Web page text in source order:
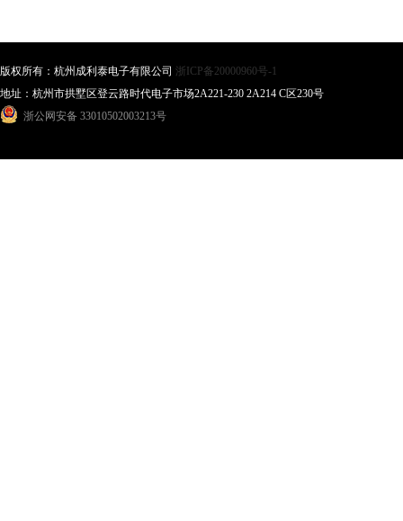
版权所有：杭州成利泰电子有限公司 浙ICP备20000960号-1
地址：杭州市拱墅区登云路时代电子市场2A221-230 2A214 C区230号
浙公网安备 33010502003213号